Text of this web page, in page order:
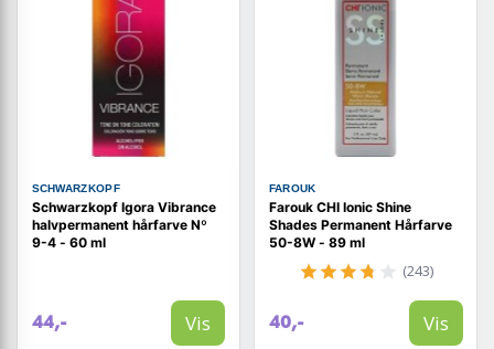
SCHWARZKOPF
Schwarzkopf Igora Vibrance
halvpermanent hårfarve Nº
9-4 - 60 ml
44,- Vis
FAROUK
Farouk CHI Ionic Shine
Shades Permanent Hårfarve
50-8W - 89 ml
(243)
40,- Vis